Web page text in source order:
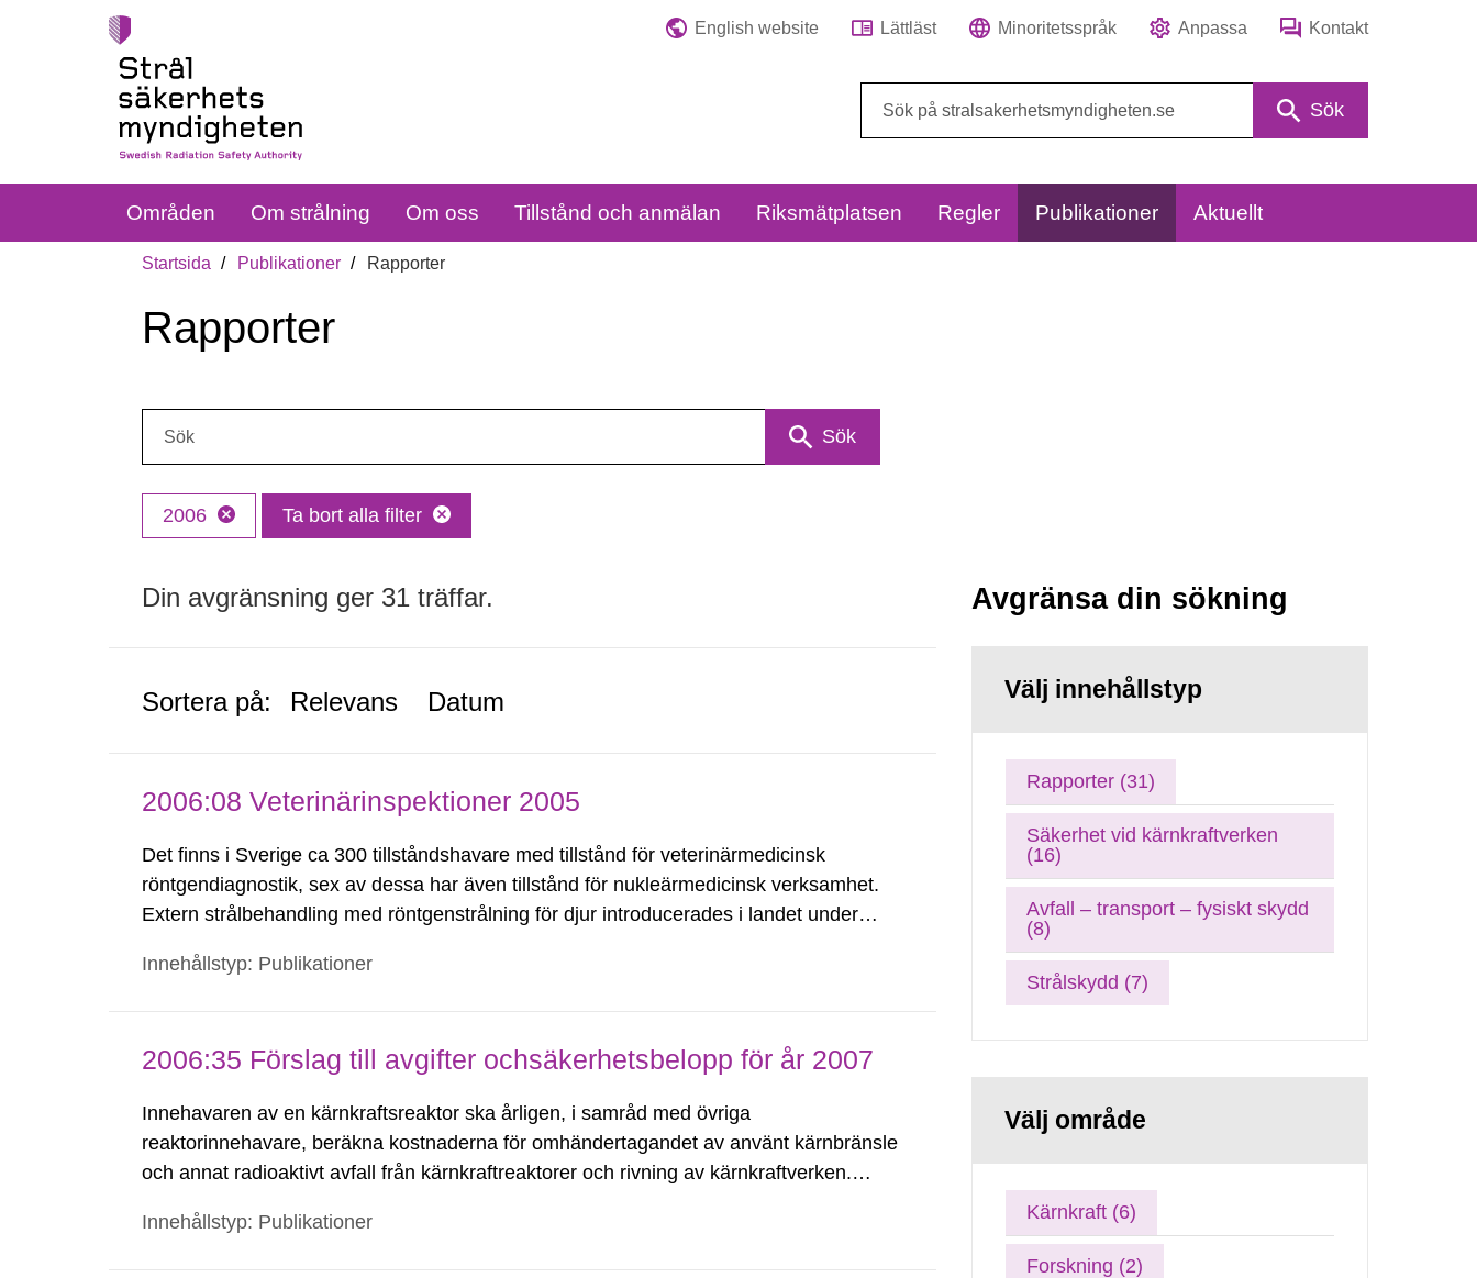
English website Lättläst Minoritetsspråk Anpassa Kontakt
Sök
Områden Om strålning Om oss Tillstånd och anmälan Riksmätplatsen Regler Publikationer Aktuellt
Startsida Publikationer Rapporter
Rapporter
Sök
2006 Ta bort alla filter
Din avgränsning ger 31 träffar.
Sortera på: Relevans Datum
2006:08 Veterinärinspektioner 2005
Det finns i Sverige ca 300 tillståndshavare med tillstånd för veterinärmedicinsk
röntgendiagnostik, sex av dessa har även tillstånd för nukleärmedicinsk verksamhet.
Extern strålbehandling med röntgenstrålning för djur introducerades i landet under
Innehållstyp: Publikationer
2006:35 Förslag till avgifter ochsäkerhetsbelopp för år 2007
Innehavaren av en kärnkraftsreaktor ska årligen, i samråd med övriga
reaktorinnehavare, beräkna kostnaderna för omhändertagandet av använt kärnbränsle
och annat radioaktivt avfall från kärnkraftreaktorer och rivning av kärnkraftverken.
kärnkraftinspektion...
Innehållstyp: Publikationer
Avgränsa din sökning
Välj innehållstyp
Rapporter (31)
Säkerhet vid kärnkraftverken
(16)
Avfall – transport – fysiskt skydd
(8)
Strålskydd (7)
Välj område
Kärnkraft (6)
Forskning (2)